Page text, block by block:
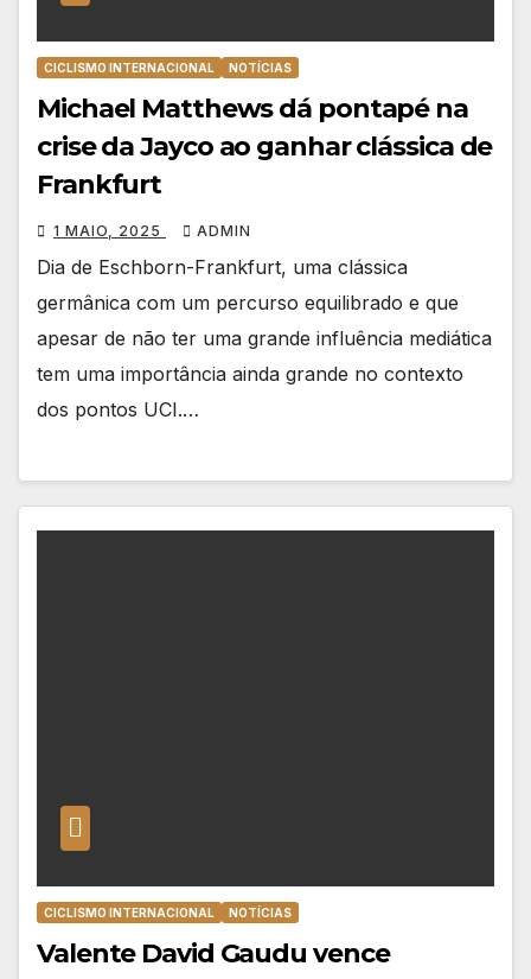
CICLISMO INTERNACIONAL NOTÍCIAS
Michael Matthews dá pontapé na
crise da Jayco ao ganhar clássica de
Frankfurt
1 MAIO, 2025 ADMIN
Dia de Eschborn-Frankfurt, uma clássica
germânica com um percurso equilibrado e que
apesar de não ter uma grande influência mediática
tem uma importância ainda grande no contexto
dos pontos UCI.…
CICLISMO INTERNACIONAL NOTÍCIAS
Valente David Gaudu vence